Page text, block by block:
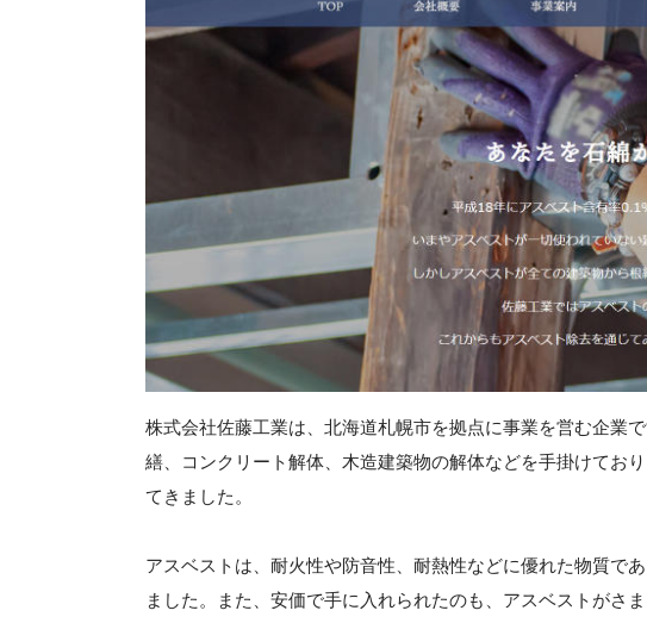
株式会社佐藤工業は、北海道札幌市を拠点に事業を営む企業
繕、コンクリート解体、木造建築物の解体などを手掛けてお
てきました。
アスベストは、耐火性や防音性、耐熱性などに優れた物質で
ました。また、安価で手に入れられたのも、アスベストがさ